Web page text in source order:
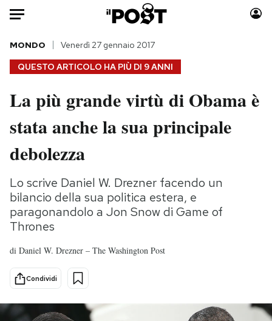
Auto
HOME
Italia
Politica
Tecnologia
Scienza
Economia
Moda
Consumismi
Media
Europa
QUESTO ARTICOLO HA PIÙ DI 9 ANNI
MONDO Venerdì 27 gennaio 2017
La più grande virtù di Obama è
stata anche la sua principale
debolezza
Lo scrive Daniel W. Drezner facendo un
bilancio della sua politica estera, e
paragonandolo a Jon Snow di Game of
Thrones
di Daniel W. Drezner – The Washington Post
Condividi